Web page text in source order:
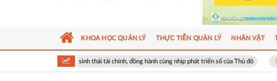
hệ sinh thái tài chính, đồng hành cùng nhịp phát triển số của Thủ đô Góp ý sửa đổi Luật
KHOA HỌC QUẢN LÝ THỰC TIỄN QUẢN LÝ NHÂN VẬT